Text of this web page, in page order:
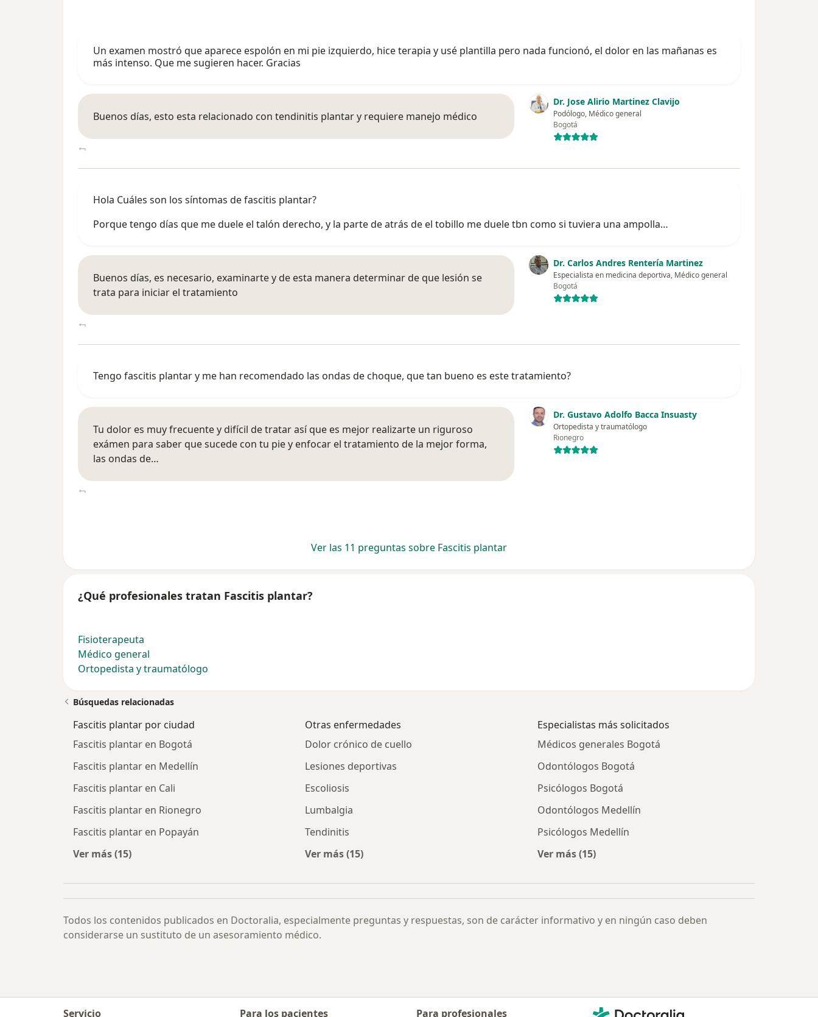
Un examen mostró que aparece espolón en mi pie izquierdo, hice terapia y usé plantilla pero nada funcionó, el dolor en las mañanas es
más intenso. Que me sugieren hacer. Gracias
Dr. Jose Alirio Martinez Clavijo
Podólogo, Médico general
Bogotá
Buenos días, esto esta relacionado con tendinitis plantar y requiere manejo médico
Hola Cuáles son los síntomas de fascitis plantar?
Porque tengo días que me duele el talón derecho, y la parte de atrás de el tobillo me duele tbn como si tuviera una ampolla…
Dr. Carlos Andres Rentería Martinez
Especialista en medicina deportiva, Médico general
Bogotá
Buenos días, es necesario, examinarte y de esta manera determinar de que lesión se
trata para iniciar el tratamiento
Tengo fascitis plantar y me han recomendado las ondas de choque, que tan bueno es este tratamiento?
Dr. Gustavo Adolfo Bacca Insuasty
Ortopedista y traumatólogo
Rionegro
Tu dolor es muy frecuente y difícil de tratar así que es mejor realizarte un riguroso
exámen para saber que sucede con tu pie y enfocar el tratamiento de la mejor forma,
las ondas de…
Ver las 11 preguntas sobre Fascitis plantar
¿Qué profesionales tratan Fascitis plantar?
Fisioterapeuta
Médico general
Ortopedista y traumatólogo
Búsquedas relacionadas
Fascitis plantar por ciudad
Fascitis plantar en Bogotá
Fascitis plantar en Medellín
Fascitis plantar en Cali
Fascitis plantar en Rionegro
Fascitis plantar en Popayán
Ver más (15)
Otras enfermedades
Dolor crónico de cuello
Lesiones deportivas
Escoliosis
Lumbalgia
Tendinitis
Ver más (15)
Especialistas más solicitados
Médicos generales Bogotá
Odontólogos Bogotá
Psicólogos Bogotá
Odontólogos Medellín
Psicólogos Medellín
Ver más (15)
Todos los contenidos publicados en Doctoralia, especialmente preguntas y respuestas, son de carácter informativo y en ningún caso deben
considerarse un sustituto de un asesoramiento médico.
Servicio Para los pacientes Para profesionales Doctoralia - Página de inicio